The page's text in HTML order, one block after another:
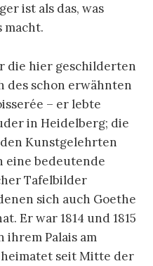
ist als das, was
macht.
die hier geschilderten
des schon erwähnten
– er lebte
in Heidelberg; die
Kunstgelehrten
eine bedeutende
Tafelbilder
sich auch Goethe
Er war 1814 und 1815
ihrem Palais am
seit Mitte der